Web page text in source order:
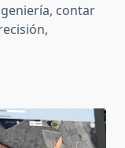
contar